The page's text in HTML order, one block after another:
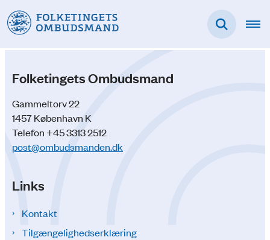
Folketingets Ombudsmand
Gammeltorv 22
1457 København K
Telefon +45 3313 2512
post@ombudsmanden.dk
Links
Kontakt
Tilgængelighedserklæring